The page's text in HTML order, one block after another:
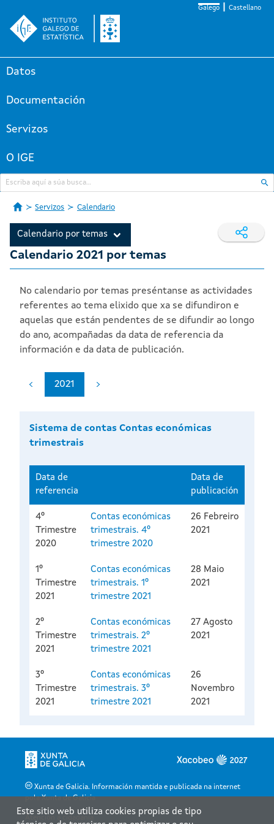
Galego Castellano
Datos
Documentación
Servizos
O IGE
Servizos Calendario
Calendario por temas
Calendario 2021 por temas
No calendario por temas preséntanse as actividades
referentes ao tema elixido que xa se difundiron e
aquelas que están pendentes de se difundir ao longo
do ano, acompañadas da data de referencia da
información e da data de publicación.
2021
Sistema de contas Contas económicas
trimestrais
Data de
referencia
Data de
publicación
4º
Trimestre
2020
Contas económicas
trimestrais. 4º
trimestre 2020
26 Febreiro
2021
1º
Trimestre
2021
Contas económicas
trimestrais. 1º
trimestre 2021
28 Maio
2021
2º
Trimestre
2021
Contas económicas
trimestrais. 2º
trimestre 2021
27 Agosto
2021
3º
Trimestre
2021
Contas económicas
trimestrais. 3º
trimestre 2021
26
Novembro
2021
Xunta de Galicia. Información mantida e publicada na internet
pola Xunta de Galicia
Este sitio web utiliza cookies propias de tipo